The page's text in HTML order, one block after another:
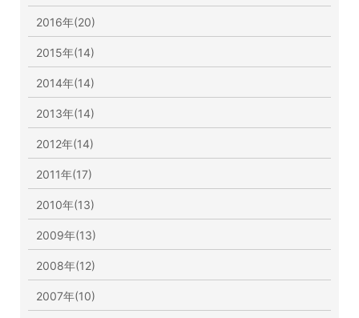
2016年(20)
2015年(14)
2014年(14)
2013年(14)
2012年(14)
2011年(17)
2010年(13)
2009年(13)
2008年(12)
2007年(10)